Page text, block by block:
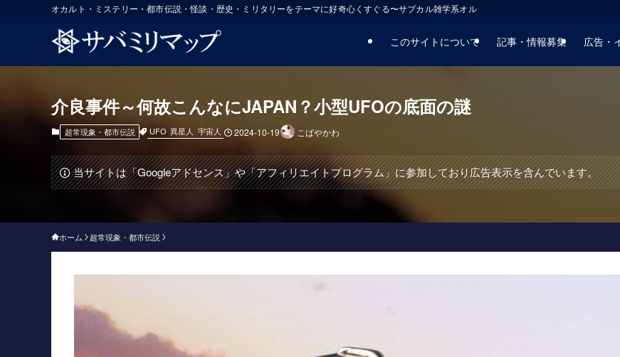
オカルト・ミステリー・都市伝説・怪談・歴史・ミリタリーをテーマに好奇心くすぐる〜サブカル雑学系オルタナティブサイト
このサイトについて 記事・情報募集 広告・
介良事件～何故こんなにJAPAN？小型UFOの底面の謎
超常現象・都市伝説 UFO 異星人 宇宙人 2024-10-19 こばやかわ
当サイトは「Googleアドセンス」や「アフィリエイトプログラム」に参加しており広告表示を含んでいます。
ホーム 超常現象・都市伝説